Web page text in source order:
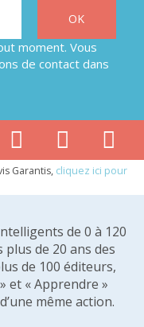
moment. Vous
de contact dans
Garantis, cliquez ici pour
de 0 à 120
de 20 ans des
de 100 éditeurs,
et « Apprendre »
même action.